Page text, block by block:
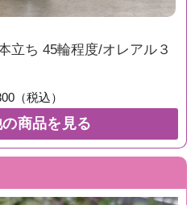
立ち 45輪程度/オレアル３
（税込）
商品を見る